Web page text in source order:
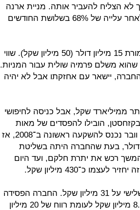
לא הצליח להעביר אותה. מניית ארנה
גרופ נסחרת לפי שווי של כ־76 מיליון שקל, לאחר עלייה של 68% בשלושת החודשים
אבו רוכש 62% ממניות החברה מידי וובר תמורת 15 מיליון דולר (50 מיליון שקל). שווי
48 מיליון שקל, כך שהוא משלם פרמיה שולית עבור המניות.
שמחזיק ב־16% ממניות החברה, יישאר עם אחזקתו אבל לא יהיה
שנים בשווי של יותר ממיליארד שקל, אבל כניסה לחיפושי
הובילו להפסדים של מאות
מיליוני שקלים וירידה דרמטית בשווי החברה. וובר נכנס להשקעה ראשונה ב־2008, אז
מסגרת אשראי של 25 מיליון דולר, בעת שהחברה היתה בשליטת
בהמשך רכש את יתרת חלקם, ועד היום
כ־430 מיליון שקל.
ההון העצמי של ארנה עמד בסוף הרבעון השלישי על 31 מיליון שקל. החברה הפסידה
בשלושת הרבעונים הראשונים של 2020 כ־8.5 מיליון שקל לעומת רווח של 20 מיליון